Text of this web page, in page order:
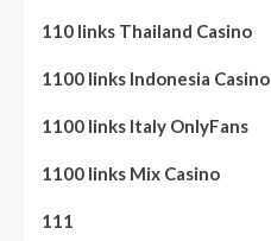
110 links Thailand Casino
1100 links Indonesia Casino
1100 links Italy OnlyFans
1100 links Mix Casino
111